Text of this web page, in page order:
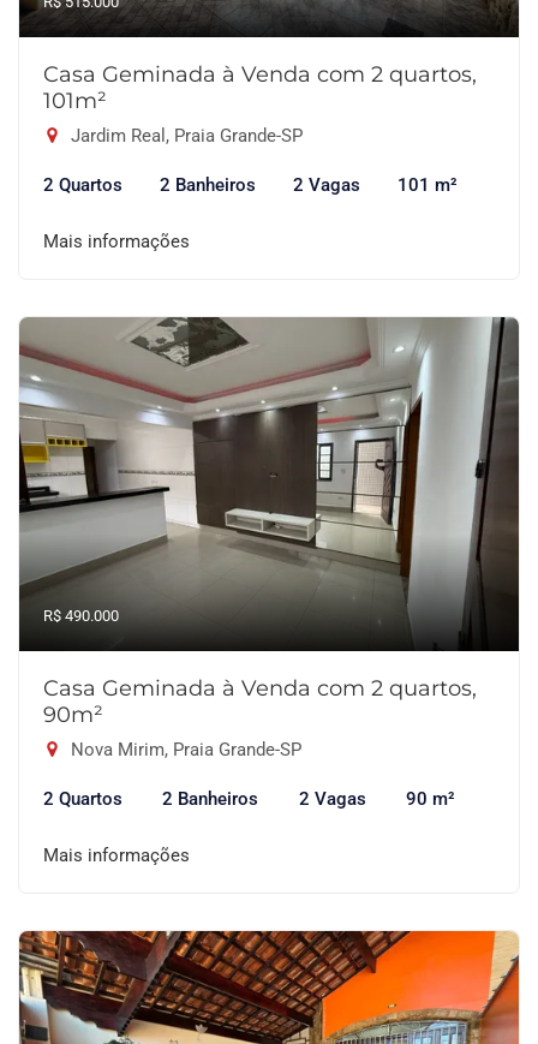
Casa Geminada à Venda com 2 quartos,
101m²
Jardim Real, Praia Grande-SP
2 Quartos 2 Banheiros 2 Vagas 101 m²
Mais informações
R$ 490.000
Casa Geminada à Venda com 2 quartos,
90m²
Nova Mirim, Praia Grande-SP
2 Quartos 2 Banheiros 2 Vagas 90 m²
Mais informações